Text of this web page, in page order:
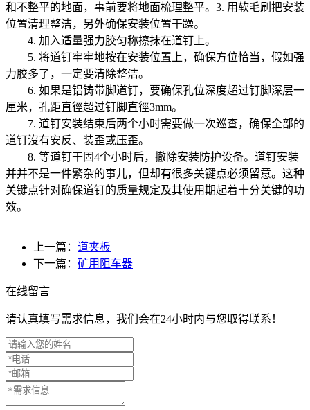
和不整平的地面，事前要将地面梳理整平。3. 用软毛刷把安装
位置清理整洁，另外确保安装位置干躁。
4. 加入适量强力胶匀称擦抹在道钉上。
5. 将道钉牢牢地按在安装位置上，确保方位恰当，假如强
力胶多了，一定要清除整洁。
6. 如果是铝铸带脚道钉，要确保孔位深度超过钉脚深层一
厘米，孔距直徑超过钉脚直徑3mm。
7. 道钉安装结束后两个小时需要做一次巡查，确保全部的
道钉沒有安反、装歪或压歪。
8. 等道钉干固4个小时后，撤除安装防护设备。道钉安装
并并不是一件繁杂的事儿，但却有很多关键点必须留意。这种
关键点针对确保道钉的质量规定及其使用期起着十分关键的功
效。
上一篇： 道夹板
下一篇： 矿用阻车器
在线留言
请认真填写需求信息，我们会在24小时内与您取得联系！